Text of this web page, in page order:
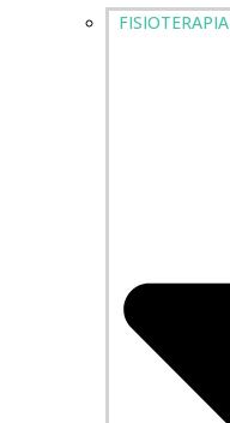
FISIOTERAPIA